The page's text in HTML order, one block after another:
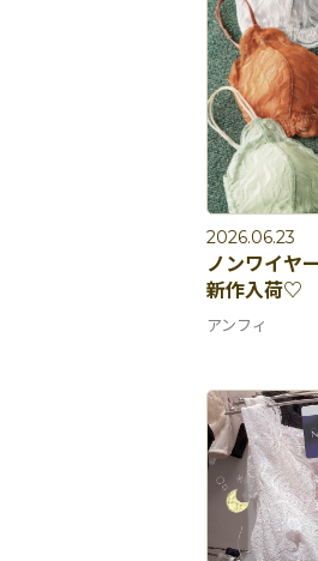
2026.06.23
ノンワイヤ
新作入荷♡
アンフィ